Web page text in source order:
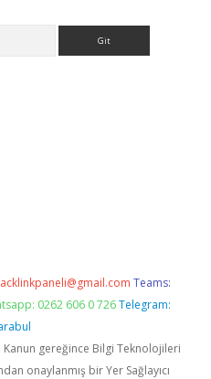
Teams:
0262 606 0 726 Telegram:
Kanun gereğince Bilgi Teknolojileri
onaylanmış bir Yer Sağlayıcı